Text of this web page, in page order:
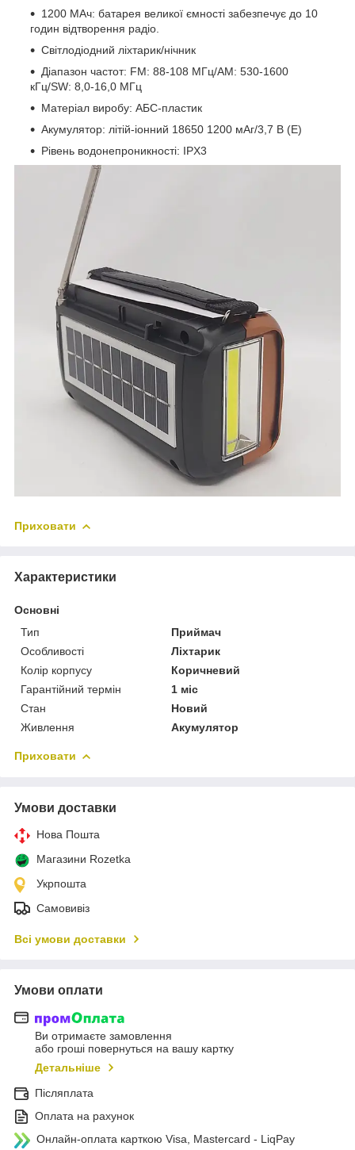
1200 МАч: батарея великої ємності забезпечує до 10
годин відтворення радіо.
Світлодіодний ліхтарик/нічник
Діапазон частот: FM: 88-108 МГц/AM: 530-1600
кГц/SW: 8,0-16,0 МГц
Матеріал виробу: АБС-пластик
Акумулятор: літій-іонний 18650 1200 мАг/3,7 В (E)
Рівень водонепроникності: IPX3
Приховати
Характеристики
Основні
Тип
Приймач
Особливості
Ліхтарик
Колір корпусу
Коричневий
Гарантійний термін
1 міс
Стан
Новий
Живлення
Акумулятор
Приховати
Умови доставки
Нова Пошта
Магазини Rozetka
Укрпошта
Самовивіз
Всі умови доставки
Умови оплати
Ви отримаєте замовлення
або гроші повернуться на вашу картку
Детальніше
Післяплата
Оплата на рахунок
Онлайн-оплата карткою Visa, Mastercard - LiqPay